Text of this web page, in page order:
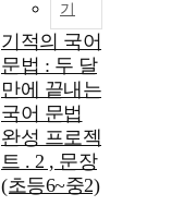
기
기적의 국어
문법 : 두 달
만에 끝내는
국어 문법
완성 프로젝
트 . 2 , 문장
(초등6~중2)